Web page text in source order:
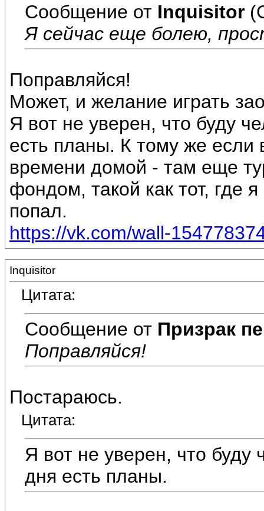
Сообщение от Inquisitor
Я сейчас еще болею,
Поправляйся!
Может, и желание играть
Я вот не уверен, что буду
есть планы. К тому же если
времени домой - там еще
фондом, такой как тот, где
попал.
https://vk.com/wall-
Inquisitor
Цитата:
Сообщение от Призрак
Поправляйся!
Постараюсь.
Цитата:
Я вот не уверен, что буду
дня есть планы.